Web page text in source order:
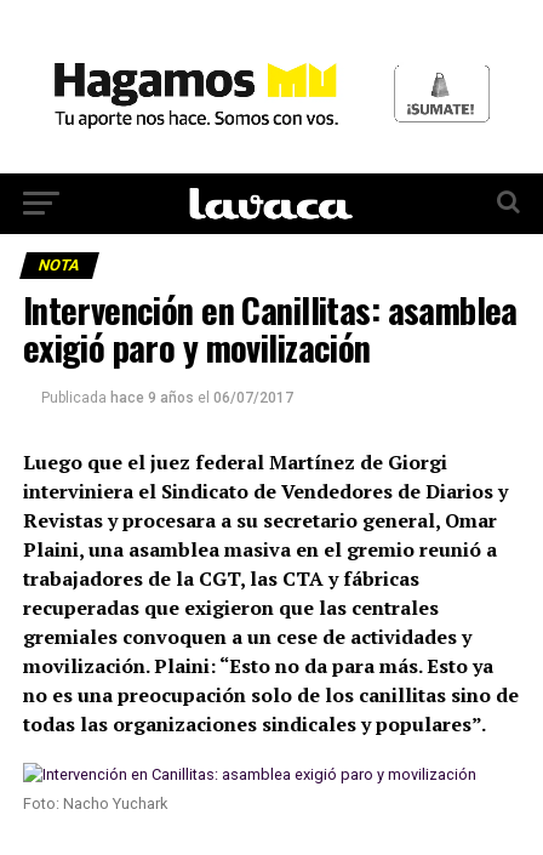
NOTA
Intervención en Canillitas: asamblea
exigió paro y movilización
Publicada hace 9 años el 06/07/2017
Luego que el juez federal Martínez de Giorgi
interviniera el Sindicato de Vendedores de Diarios y
Revistas y procesara a su secretario general, Omar
Plaini, una asamblea masiva en el gremio reunió a
trabajadores de la CGT, las CTA y fábricas
recuperadas que exigieron que las centrales
gremiales convoquen a un cese de actividades y
movilización. Plaini: “Esto no da para más. Esto ya
no es una preocupación solo de los canillitas sino de
todas las organizaciones sindicales y populares”.
Foto: Nacho Yuchark